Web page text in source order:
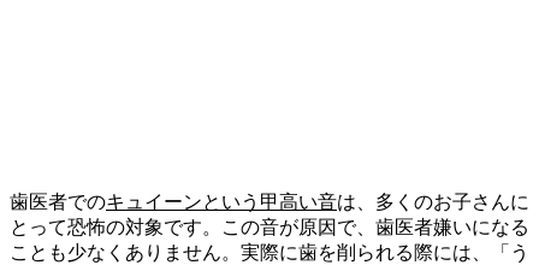
歯医者でのキュイーンという甲高い音は、多くのお子さんに
とって恐怖の対象です。この音が原因で、歯医者嫌いになる
ことも少なくありません。実際に歯を削られる際には、「う